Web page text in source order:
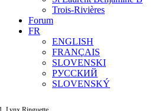
Trois-Rivières
Forum
FR
ENGLISH
FRANÇAIS
SLOVENSKI
РУССКИЙ
SLOVENSKÝ